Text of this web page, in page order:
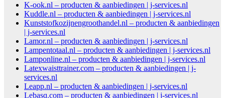
K-ook.nl – producten & aanbiedingen | j-services.nl
Kuddle.nl – producten & aanbiedingen | j-services.nl
Kunststofkozijnengroothandel.nl – producten & aanbiedingen
| j-services.nl
Lamor.nl – producten & aanbiedingen | j-services.nl
Lampentotaal.nl – producten & aanbiedingen | j-services.nl
Lamponline.nl – producten & aanbiedingen | j-services.nl
Latexwaisttrainer.com – producten & aanbiedingen | j-
services.nl
Leapp.nl – producten & aanbiedingen | j-services.nl
Lebasq.com – producten & aanbiedingen | j-services.nl